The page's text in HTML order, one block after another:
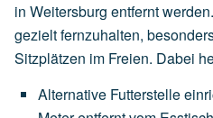
in Weitersburg entfernt
gezielt fernzuhalten,
Sitzplätzen im Freien. Dabei
Alternative Futterstelle